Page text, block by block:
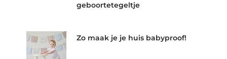
geboortetegeltje
Zo maak je je huis babyproof!